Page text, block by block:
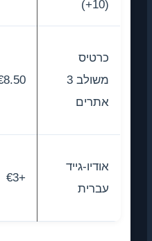
כרטיס
משולב 3
אתרים
€8.50
אודיו-גייד
עברית